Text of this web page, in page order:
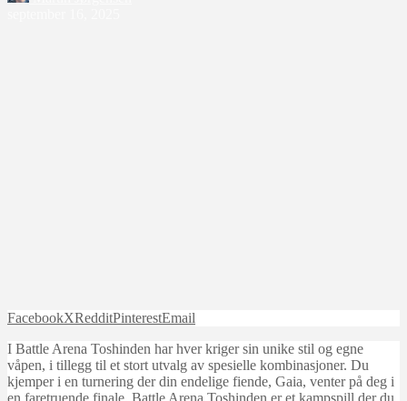
FacebookXRedditPinterestEmail
I Battle Arena Toshinden har hver kriger sin unike stil og egne
våpen, i tillegg til et stort utvalg av spesielle kombinasjoner. Du
kjemper i en turnering der din endelige fiende, Gaia, venter på deg i
en faretruende finale. Battle Arena Toshinden er et kampspill der du